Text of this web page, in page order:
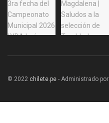
© 2022 chilete.pe - Administrado por